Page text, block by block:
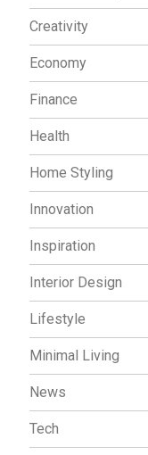
Creativity
Economy
Finance
Health
Home Styling
Innovation
Inspiration
Interior Design
Lifestyle
Minimal Living
News
Tech